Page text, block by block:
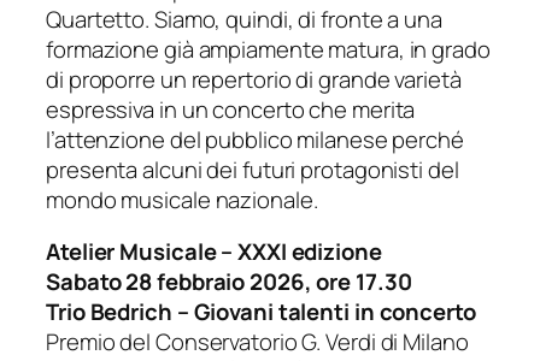
Quartetto. Siamo, quindi, di fronte a una
formazione già ampiamente matura, in grado
di proporre un repertorio di grande varietà
espressiva in un concerto che merita
l’attenzione del pubblico milanese perché
presenta alcuni dei futuri protagonisti del
mondo musicale nazionale.
Atelier Musicale – XXXI edizione
Sabato 28 febbraio 2026, ore 17.30
Trio Bedrich – Giovani talenti in concerto
Premio del Conservatorio G. Verdi di Milano